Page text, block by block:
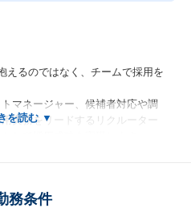
えるのではなく、チームで採用を
マネージャー、候補者対応や調
実務をリードするリクルーター
務条件